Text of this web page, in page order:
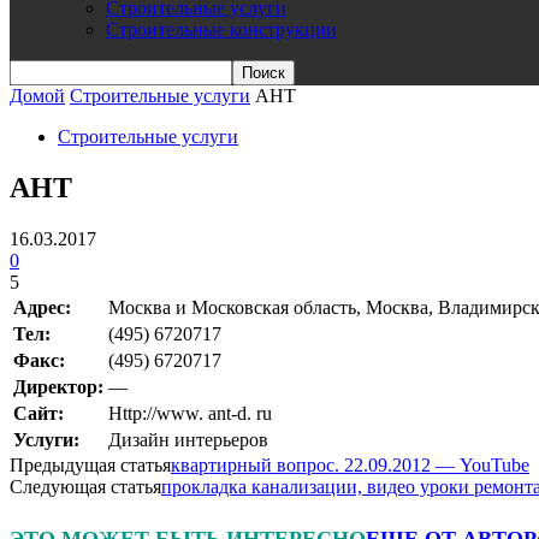
Строительные услуги
Строительные конструкции
Домой Строительные услуги АНТ
Строительные услуги
АНТ
16.03.2017
0
5
Адрес:
Москва и Московская область, Москва,
Teл:
(495) 6720717
Факс:
(495) 6720717
Директор: —
Сайт:
Http://www. ant-d. ru
Услуги:
Дизайн интерьеров
Предыдущая статьяквартирный вопрос. 22.09.2012 — YouTube
Следующая статьяпрокладка канализации, видео уроки